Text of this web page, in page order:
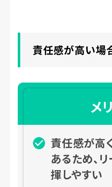
責任感が高い場
メ
責任感が高
あるため、
揮しやすい